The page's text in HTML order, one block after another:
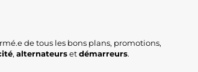
de tous les bons plans, promotions,
, alternateursetdémarreurs.